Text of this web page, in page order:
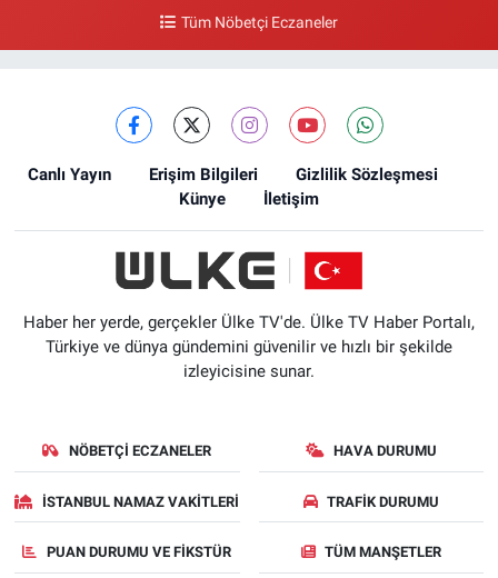
Tüm Nöbetçi Eczaneler
Canlı Yayın Erişim Bilgileri
Gizlilik Sözleşmesi
Künye
İletişim
Haber her yerde, gerçekler Ülke TV'de. Ülke TV Haber Portalı,
Türkiye ve dünya gündemini güvenilir ve hızlı bir şekilde
izleyicisine sunar.
NÖBETÇI ECZANELER HAVA DURUMU
İSTANBUL NAMAZ VAKITLERI TRAFIK DURUMU
PUAN DURUMU VE FIKSTÜR TÜM MANŞETLER